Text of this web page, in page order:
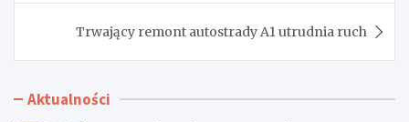
Trwający remont autostrady A1 utrudnia ruch
Aktualności